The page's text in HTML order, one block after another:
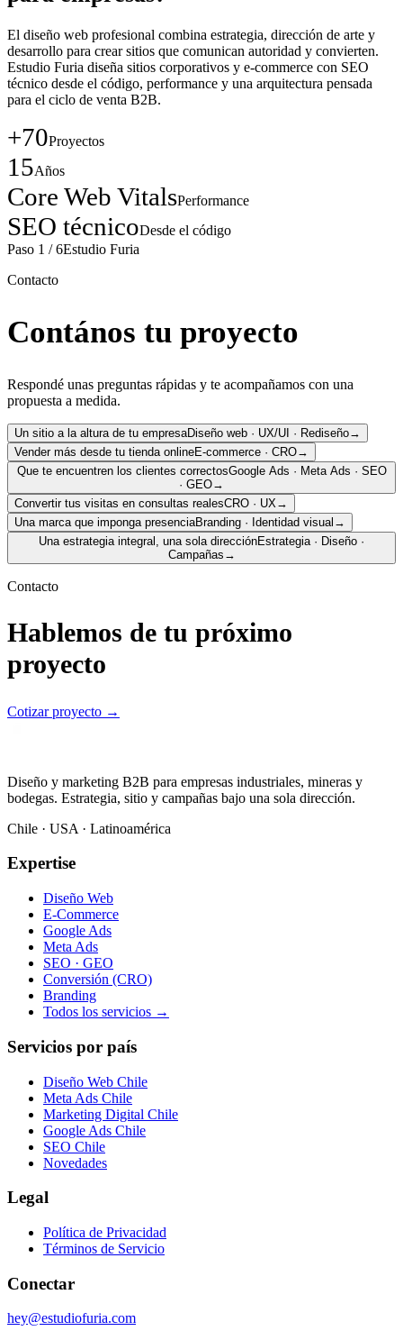
El diseño web profesional combina estrategia, dirección de arte y
desarrollo para crear sitios que comunican autoridad y convierten.
Estudio Furia diseña sitios corporativos y e-commerce con SEO
técnico desde el código, performance y una arquitectura pensada
para el ciclo de venta B2B.
+70Proyectos
15Años
Core Web VitalsPerformance
SEO técnicoDesde el código
Paso 1 / 6Estudio Furia
Contacto
Contános tu proyecto
Respondé unas preguntas rápidas y te acompañamos con una
propuesta a medida.
Un sitio a la altura de tu empresaDiseño web · UX/UI · Rediseño→
Vender más desde tu tienda onlineE-commerce · CRO→
Que te encuentren los clientes correctosGoogle Ads · Meta Ads · SEO
· GEO→
Convertir tus visitas en consultas realesCRO · UX→
Una marca que imponga presenciaBranding · Identidad visual →
Una estrategia integral, una sola direcciónEstrategia · Diseño ·
Campañas →
Contacto
Hablemos de tu próximo
proyecto
Cotizar proyecto →
Diseño y marketing B2B para empresas industriales, mineras y
bodegas. Estrategia, sitio y campañas bajo una sola dirección.
Chile · USA · Latinoamérica
Expertise
Diseño Web
E-Commerce
Google Ads
Meta Ads
SEO · GEO
Conversión (CRO)
Branding
Todos los servicios →
Servicios por país
Diseño Web Chile
Meta Ads Chile
Marketing Digital Chile
Google Ads Chile
SEO Chile
Novedades
Legal
Política de Privacidad
Términos de Servicio
Conectar
hey@estudiofuria.com